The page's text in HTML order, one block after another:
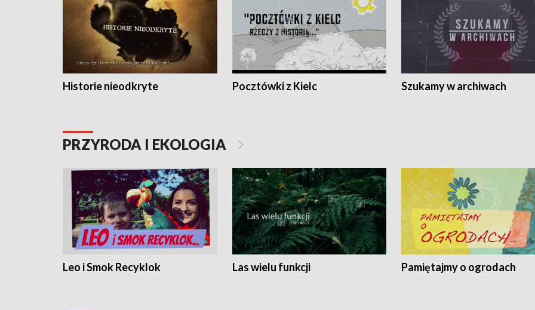
Historie nieodkryte Pocztówki z Kielc Szukamy w archiwach
PRZYRODA I EKOLOGIA
Leo i Smok Recyklok Las wielu funkcji Pamiętajmy o ogrodach